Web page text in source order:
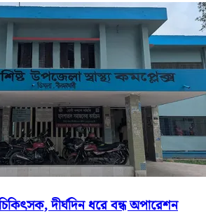
দীর্ঘদিন ধরে বন্ধ অপারেশন